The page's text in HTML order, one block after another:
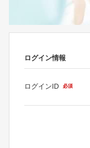
ログイン情報
ログインID 必須